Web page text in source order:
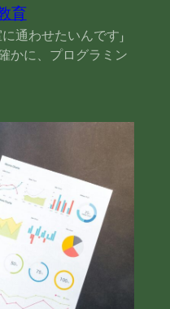
育
通わせたいんです」
かに、プログラミン